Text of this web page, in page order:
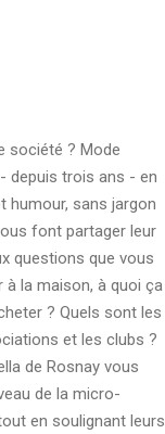
société ? Mode
depuis trois ans - en
humour, sans jargon
font partager leur
questions que vous
la maison, à quoi ça
? Quels sont les
et les clubs ?
de Rosnay vous
de la micro-
en soulignant leurs